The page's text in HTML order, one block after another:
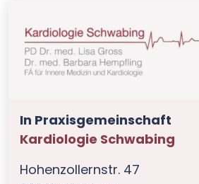
In Praxisgemeinschaft
Kardiologie Schwabing
Hohenzollernstr. 47